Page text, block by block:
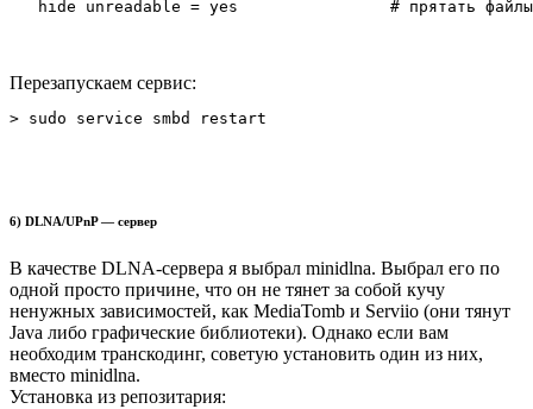
Перезапускаем сервис:
> sudo service smbd restart
6) DLNA/UPnP — сервер
В качестве DLNA-сервера я выбрал minidlna. Выбрал его по
одной просто причине, что он не тянет за собой кучу
ненужных зависимостей, как MediaTomb и Serviio (они тянут
Java либо графические библиотеки). Однако если вам
необходим транскодинг, советую установить один из них,
вместо minidlna.
Установка из репозитария: